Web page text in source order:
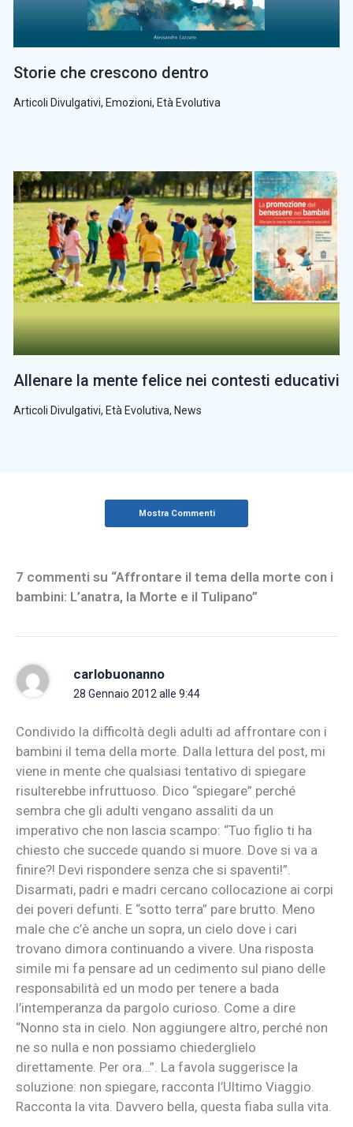
Storie che crescono dentro
Articoli Divulgativi, Emozioni, Età Evolutiva
Allenare la mente felice nei contesti educativi
Articoli Divulgativi, Età Evolutiva, News
Mostra Commenti
7 commenti su “Affrontare il tema della morte con i
bambini: L’anatra, la Morte e il Tulipano”
carlobuonanno
28 Gennaio 2012 alle 9:44
Condivido la difficoltà degli adulti ad affrontare con i
bambini il tema della morte. Dalla lettura del post, mi
viene in mente che qualsiasi tentativo di spiegare
risulterebbe infruttuoso. Dico “spiegare” perché
sembra che gli adulti vengano assaliti da un
imperativo che non lascia scampo: “Tuo figlio ti ha
chiesto che succede quando si muore. Dove si va a
finire?! Devi rispondere senza che si spaventi!”.
Disarmati, padri e madri cercano collocazione ai corpi
dei poveri defunti. E “sotto terra” pare brutto. Meno
male che c’è anche un sopra, un cielo dove i cari
trovano dimora continuando a vivere. Una risposta
simile mi fa pensare ad un cedimento sul piano delle
responsabilità ed un modo per tenere a bada
l’intemperanza da pargolo curioso. Come a dire
“Nonno sta in cielo. Non aggiungere altro, perché non
ne so nulla e non possiamo chiederglielo
direttamente. Per ora…”. La favola suggerisce la
soluzione: non spiegare, racconta l’Ultimo Viaggio.
Racconta la vita. Davvero bella, questa fiaba sulla vita.